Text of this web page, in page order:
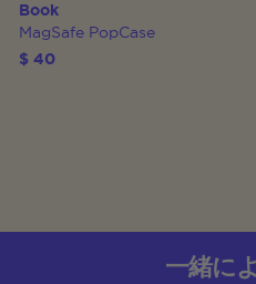
Book
MagSafe PopCase
$ 40
一緒に